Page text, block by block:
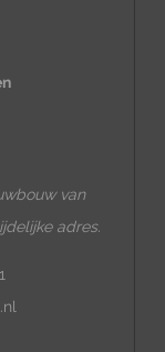
van
adres.